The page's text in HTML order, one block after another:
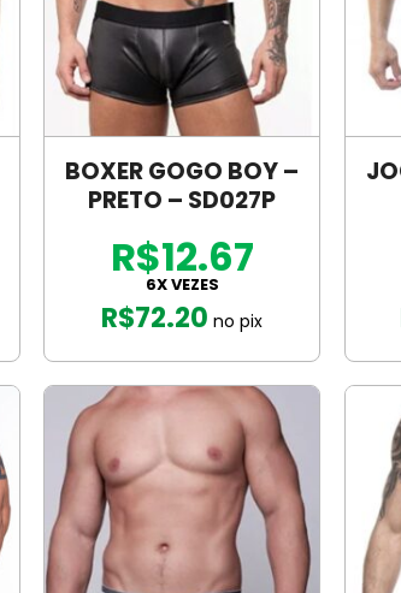
BOXER GOGO BOY –
PRETO – SD027P
R$72.20 no pix
R$12.67
6X VEZES